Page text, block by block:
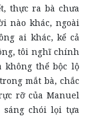
thực ra bà chưa
nào khác, ngoài
ai khác, kể cả
tôi nghĩ chính
không thể bộc lộ
mắt bà, chắc
rỡ của Manuel
chói lọi tựa